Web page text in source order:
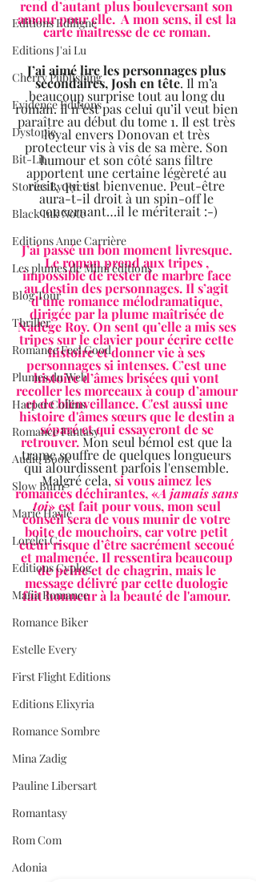
Editions Ediligne
Editions J'ai Lu
Cherry Publishing
Evidence Editions
Dystopie
Bit-Lit
Stories By Fyctia
Black Ink Note
Editions Anne Carrière
Les plumes de Mimi éditions
Blog Tour
Thriller
Romance Feel Good
Plumes du Web
Harper Collins
Romance Fantasy
Audio Book
Slow Burn
Marie Hayle
Lorelei C.
Editions Cyplog
Mafia Romance
Romance Biker
Estelle Every
First Flight Editions
Editions Elixyria
Romance Sombre
Mina Zadig
Pauline Libersart
Romantasy
Rom Com
Adonia
rend d’autant plus bouleversant son
amour pour elle.  A mon sens, il est la
carte maitresse de ce roman.
J’ai aimé lire les personnages plus
secondaires, Josh en tête. Il m’a
beaucoup surprise tout au long du
roman. Il n’est pas celui qu’il veut bien
paraître au début du tome 1. Il est très
loyal envers Donovan et très
protecteur vis à vis de sa mère. Son
humour et son côté sans filtre
apportent une certaine légèreté au
récit, qui est bienvenue. Peut-être
aura-t-il droit à un spin-off le
concernant…il le mériterait :-)
J’ai passé un bon moment livresque.
Le roman prend aux tripes ,
impossible de rester de marbre face
au destin des personnages. Il s’agit
d’une romance mélodramatique,
dirigée par la plume maîtrisée de
Nadège Roy. On sent qu’elle a mis ses
tripes sur le clavier pour écrire cette
histoire et donner vie à ses
personnages si intenses. C’est une
histoire d’âmes brisées qui vont
recoller les morceaux à coup d’amour
et de bienveillance. C'est aussi une
histoire d'âmes sœurs que le destin a
séparé et qui essayeront de se
retrouver. Mon seul bémol est que la
trame souffre de quelques longueurs
qui alourdissent parfois l'ensemble.
Malgré cela, si vous aimez les
romances déchirantes, «A jamais sans
toi» est fait pour vous, mon seul
conseil sera de vous munir de votre
boite de mouchoirs, car votre petit
cœur risque d’être sacrément secoué
et malmenée. Il ressentira beaucoup
de peine et de chagrin, mais le
message délivré par cette duologie
fait honneur à la beauté de l'amour.